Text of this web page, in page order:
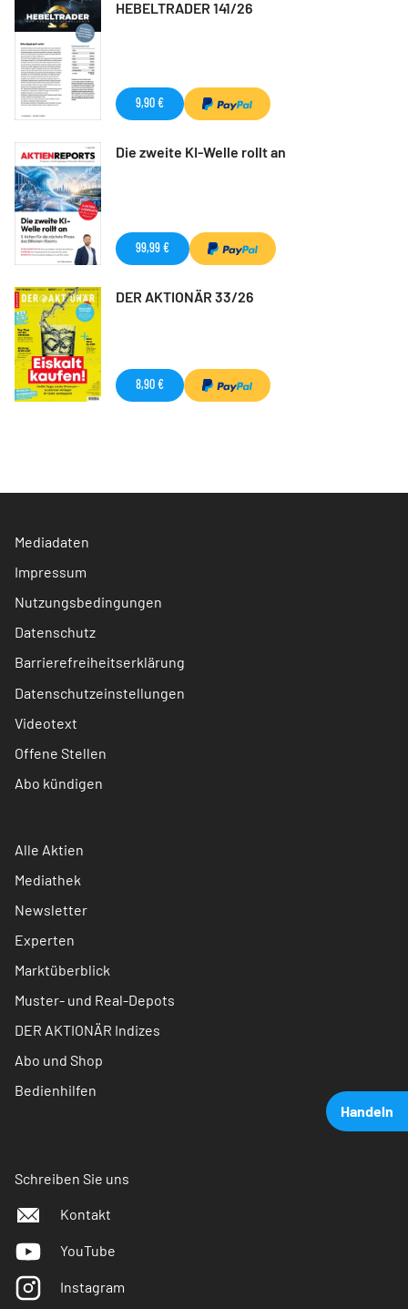
Handeln
HEBELTRADER 141/26
9,90 €
Die zweite KI-Welle rollt an
99,99 €
DER AKTIONÄR 33/26
8,90 €
Mediadaten
Impressum
Nutzungsbedingungen
Datenschutz
Barrierefreiheitserklärung
Datenschutzeinstellungen
Videotext
Offene Stellen
Abo kündigen
Alle Aktien
Mediathek
Newsletter
Experten
Marktüberblick
Muster- und Real-Depots
DER AKTIONÄR Indizes
Abo und Shop
Bedienhilfen
Schreiben Sie uns
Kontakt
YouTube
Instagram